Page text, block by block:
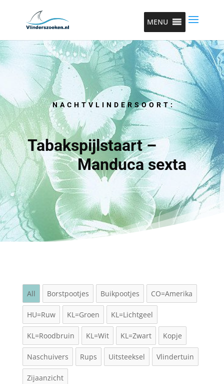
MENU
NACHTVLINDERSOORT:
Tabakspijlstaart –
Manduca sexta
All Borstpootjes Buikpootjes CO=Amerika
HU=Ruw KL=Groen KL=Lichtgeel
KL=Roodbruin KL=Wit KL=Zwart Kopje
Naschuivers Rups Uitsteeksel Vlindertuin
Zijaanzicht